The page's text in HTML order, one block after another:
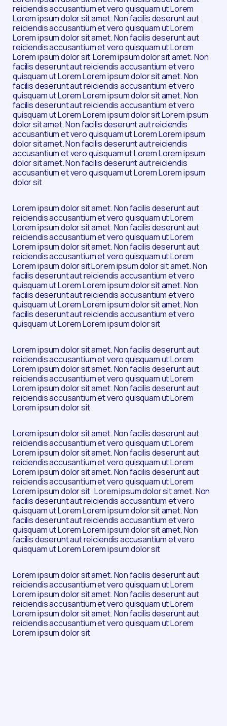
reiciendis accusantium et vero quisquam ut Lorem
Lorem ipsum dolor sit amet. Non facilis deserunt aut
reiciendis accusantium et vero quisquam ut Lorem
Lorem ipsum dolor sit amet. Non facilis deserunt aut
reiciendis accusantium et vero quisquam ut Lorem
Lorem ipsum dolor sit Lorem ipsum dolor sit amet. Non
facilis deserunt aut reiciendis accusantium et vero
quisquam ut Lorem Lorem ipsum dolor sit amet. Non
facilis deserunt aut reiciendis accusantium et vero
quisquam ut Lorem Lorem ipsum dolor sit amet. Non
facilis deserunt aut reiciendis accusantium et vero
quisquam ut Lorem Lorem ipsum dolor sit Lorem ipsum
dolor sit amet. Non facilis deserunt aut reiciendis
accusantium et vero quisquam ut Lorem Lorem ipsum
dolor sit amet. Non facilis deserunt aut reiciendis
accusantium et vero quisquam ut Lorem Lorem ipsum
dolor sit amet. Non facilis deserunt aut reiciendis
accusantium et vero quisquam ut Lorem Lorem ipsum
dolor sit
Lorem ipsum dolor sit amet. Non facilis deserunt aut
reiciendis accusantium et vero quisquam ut Lorem
Lorem ipsum dolor sit amet. Non facilis deserunt aut
reiciendis accusantium et vero quisquam ut Lorem
Lorem ipsum dolor sit amet. Non facilis deserunt aut
reiciendis accusantium et vero quisquam ut Lorem
Lorem ipsum dolor sit Lorem ipsum dolor sit amet. Non
facilis deserunt aut reiciendis accusantium et vero
quisquam ut Lorem Lorem ipsum dolor sit amet. Non
facilis deserunt aut reiciendis accusantium et vero
quisquam ut Lorem Lorem ipsum dolor sit amet. Non
facilis deserunt aut reiciendis accusantium et vero
quisquam ut Lorem Lorem ipsum dolor sit
Lorem ipsum dolor sit amet. Non facilis deserunt aut
reiciendis accusantium et vero quisquam ut Lorem
Lorem ipsum dolor sit amet. Non facilis deserunt aut
reiciendis accusantium et vero quisquam ut Lorem
Lorem ipsum dolor sit amet. Non facilis deserunt aut
reiciendis accusantium et vero quisquam ut Lorem
Lorem ipsum dolor sit
Lorem ipsum dolor sit amet. Non facilis deserunt aut
reiciendis accusantium et vero quisquam ut Lorem
Lorem ipsum dolor sit amet. Non facilis deserunt aut
reiciendis accusantium et vero quisquam ut Lorem
Lorem ipsum dolor sit amet. Non facilis deserunt aut
reiciendis accusantium et vero quisquam ut Lorem
Lorem ipsum dolor sit Lorem ipsum dolor sit amet. Non
facilis deserunt aut reiciendis accusantium et vero
quisquam ut Lorem Lorem ipsum dolor sit amet. Non
facilis deserunt aut reiciendis accusantium et vero
quisquam ut Lorem Lorem ipsum dolor sit amet. Non
facilis deserunt aut reiciendis accusantium et vero
quisquam ut Lorem Lorem ipsum dolor sit
Lorem ipsum dolor sit amet. Non facilis deserunt aut
reiciendis accusantium et vero quisquam ut Lorem
Lorem ipsum dolor sit amet. Non facilis deserunt aut
reiciendis accusantium et vero quisquam ut Lorem
Lorem ipsum dolor sit amet. Non facilis deserunt aut
reiciendis accusantium et vero quisquam ut Lorem
Lorem ipsum dolor sit